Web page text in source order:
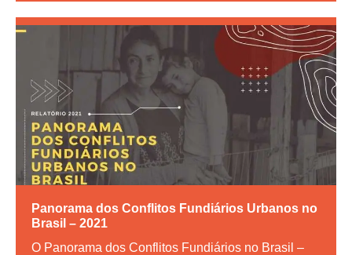
Panorama dos Conflitos Fundiários Urbanos no
Brasil – 2021
O Panorama dos Conflitos Fundiários no Brasil –